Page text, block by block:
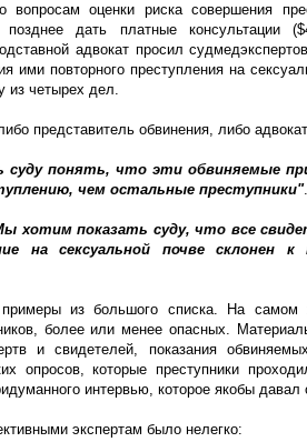
оценки риска совершения
дать платные консультации
адвокат просил
ими повторного преступления на
из четырех дел.
представитель обвинения, либо
понять, что эти обвиняемые
чем остальные преступники".
хотим показать суду, что все
на сексуальной почве склонен к
из большого списка. На
более или менее опасных.
и свидетелей, показания
опросов, которые преступники
интервью, которое якобы давал
экспертам было нелегко: